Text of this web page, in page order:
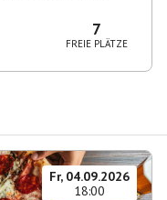
7
FREIE PLÄTZE
Fr, 04.09.2026
18:00